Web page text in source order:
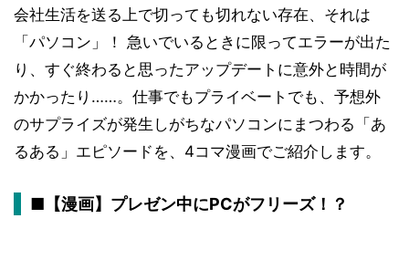
会社生活を送る上で切っても切れない存在、それは
「パソコン」！ 急いでいるときに限ってエラーが出た
り、すぐ終わると思ったアップデートに意外と時間が
かかったり……。仕事でもプライベートでも、予想外
のサプライズが発生しがちなパソコンにまつわる「あ
るある」エピソードを、4コマ漫画でご紹介します。
■【漫画】プレゼン中にPCがフリーズ！？